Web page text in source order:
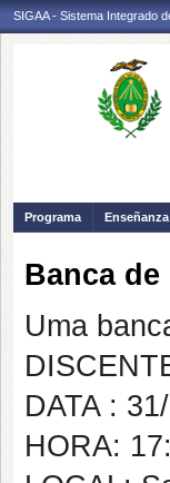
SIGAA - Sistema Integrado
Programa Enseñanza
Banca de
Uma
DATA :
HORA: